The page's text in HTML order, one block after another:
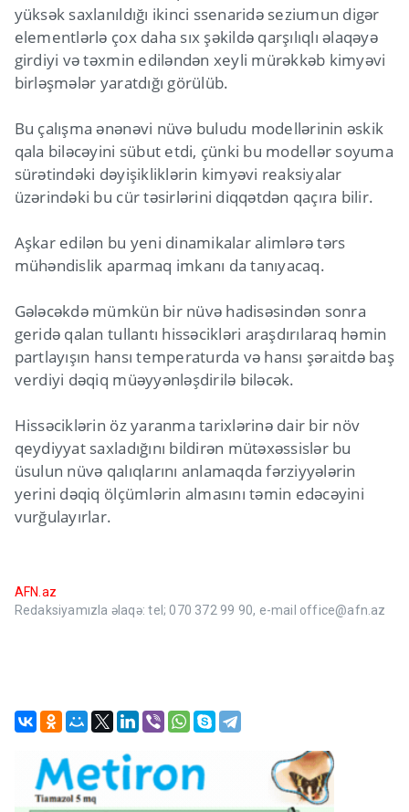
yüksək saxlanıldığı ikinci ssenaridə seziumun digər
elementlərlə çox daha sıx şəkildə qarşılıqlı əlaqəyə
girdiyi və təxmin ediləndən xeyli mürəkkəb kimyəvi
birləşmələr yaratdığı görülüb.
Bu çalışma ənənəvi nüvə buludu modellərinin əskik
qala biləcəyini sübut etdi, çünki bu modellər soyuma
sürətindəki dəyişikliklərin kimyəvi reaksiyalar
üzərindəki bu cür təsirlərini diqqətdən qaçıra bilir.
Aşkar edilən bu yeni dinamikalar alimlərə tərs
mühəndislik aparmaq imkanı da tanıyacaq.
Gələcəkdə mümkün bir nüvə hadisəsindən sonra
geridə qalan tullantı hissəcikləri araşdırılaraq həmin
partlayışın hansı temperaturda və hansı şəraitdə baş
verdiyi dəqiq müəyyənləşdirilə biləcək.
Hissəciklərin öz yaranma tarixlərinə dair bir növ
qeydiyyat saxladığını bildirən mütəxəssislər bu
üsulun nüvə qalıqlarını anlamaqda fərziyyələrin
yerini dəqiq ölçümlərin almasını təmin edəcəyini
vurğulayırlar.
AFN.az
Redaksiyamızla əlaqə: tel; 070 372 99 90, e-mail office@afn.az